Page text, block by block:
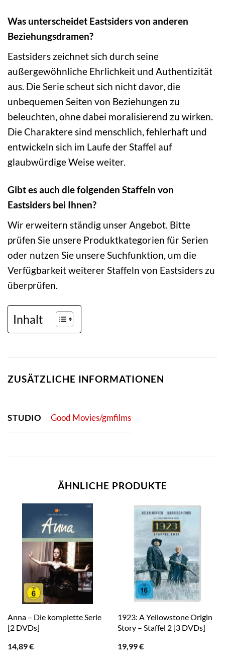
Was unterscheidet Eastsiders von anderen
Beziehungsdramen?
Eastsiders zeichnet sich durch seine
außergewöhnliche Ehrlichkeit und Authentizität
aus. Die Serie scheut sich nicht davor, die
unbequemen Seiten von Beziehungen zu
beleuchten, ohne dabei moralisierend zu wirken.
Die Charaktere sind menschlich, fehlerhaft und
entwickeln sich im Laufe der Staffel auf
glaubwürdige Weise weiter.
Gibt es auch die folgenden Staffeln von
Eastsiders bei Ihnen?
Wir erweitern ständig unser Angebot. Bitte
prüfen Sie unsere Produktkategorien für Serien
oder nutzen Sie unsere Suchfunktion, um die
Verfügbarkeit weiterer Staffeln von Eastsiders zu
überprüfen.
Inhalt
ZUSÄTZLICHE INFORMATIONEN
STUDIO Good Movies/gmfilms
ÄHNLICHE PRODUKTE
Anna – Die komplette Serie
[2 DVDs]
14,89€
1923: A Yellowstone Origin
Story – Staffel 2 [3 DVDs]
19,99€